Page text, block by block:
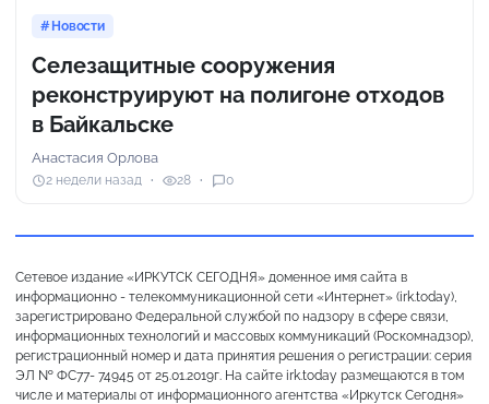
Новости
Селезащитные сооружения
реконструируют на полигоне отходов
в Байкальске
Анастасия Орлова
2 недели назад 28 0
Сетевое издание «ИРКУТСК СЕГОДНЯ» доменное имя сайта в
информационно - телекоммуникационной сети «Интернет» (irk.today),
зарегистрировано Федеральной службой по надзору в сфере связи,
информационных технологий и массовых коммуникаций (Роскомнадзор),
регистрационный номер и дата принятия решения о регистрации: серия
ЭЛ № ФС77- 74945 от 25.01.2019г. На сайте irk.today размещаются в том
числе и материалы от информационного агентства «Иркутск Сегодня»